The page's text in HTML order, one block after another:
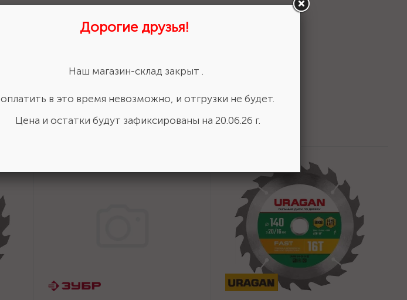
Сделайте выбор!
Дорогие друзья!
Наш магазин-склад закрыт .
оплатить в это время невозможно, и отгрузки не будет.
Цена и остатки будут зафиксированы на 20.06.26 г.